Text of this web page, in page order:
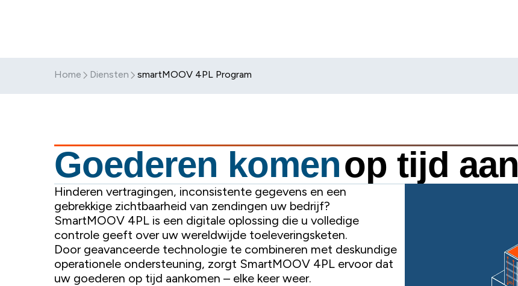
Home Diensten smartMOOV 4PL Program
Goederen komenop tijd aan
Hinderen vertragingen, inconsistente gegevens en een
gebrekkige zichtbaarheid van zendingen uw bedrijf?
SmartMOOV 4PL is een digitale oplossing die u volledige
controle geeft over uw wereldwijde toeleveringsketen.
Door geavanceerde technologie te combineren met deskundige
operationele ondersteuning, zorgt SmartMOOV 4PL ervoor dat
uw goederen op tijd aankomen – elke keer weer.